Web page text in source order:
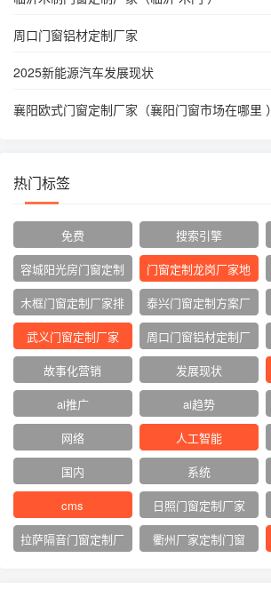
周口门窗铝材定制厂家
2025新能源汽车发展现状
襄阳欧式门窗定制厂家（襄阳门窗市场在哪里 ）
热门标签
免费 搜索引擎
容城阳光房门窗定制
厂家
门窗定制龙岗厂家地
址
木框门窗定制厂家排
名
泰兴门窗定制方案厂
家
武义门窗定制厂家
周口门窗铝材定制厂
家
故事化营销 发展现状
ai推广
ai趋势
网络‌ 人工智能
国内
系统
cms
日照门窗定制厂家
拉萨隔音门窗定制厂
衢州厂家定制门窗